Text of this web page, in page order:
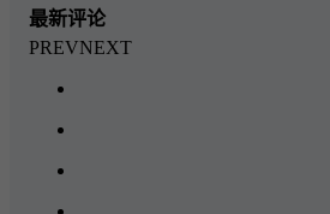
最新评论
PREVNEXT